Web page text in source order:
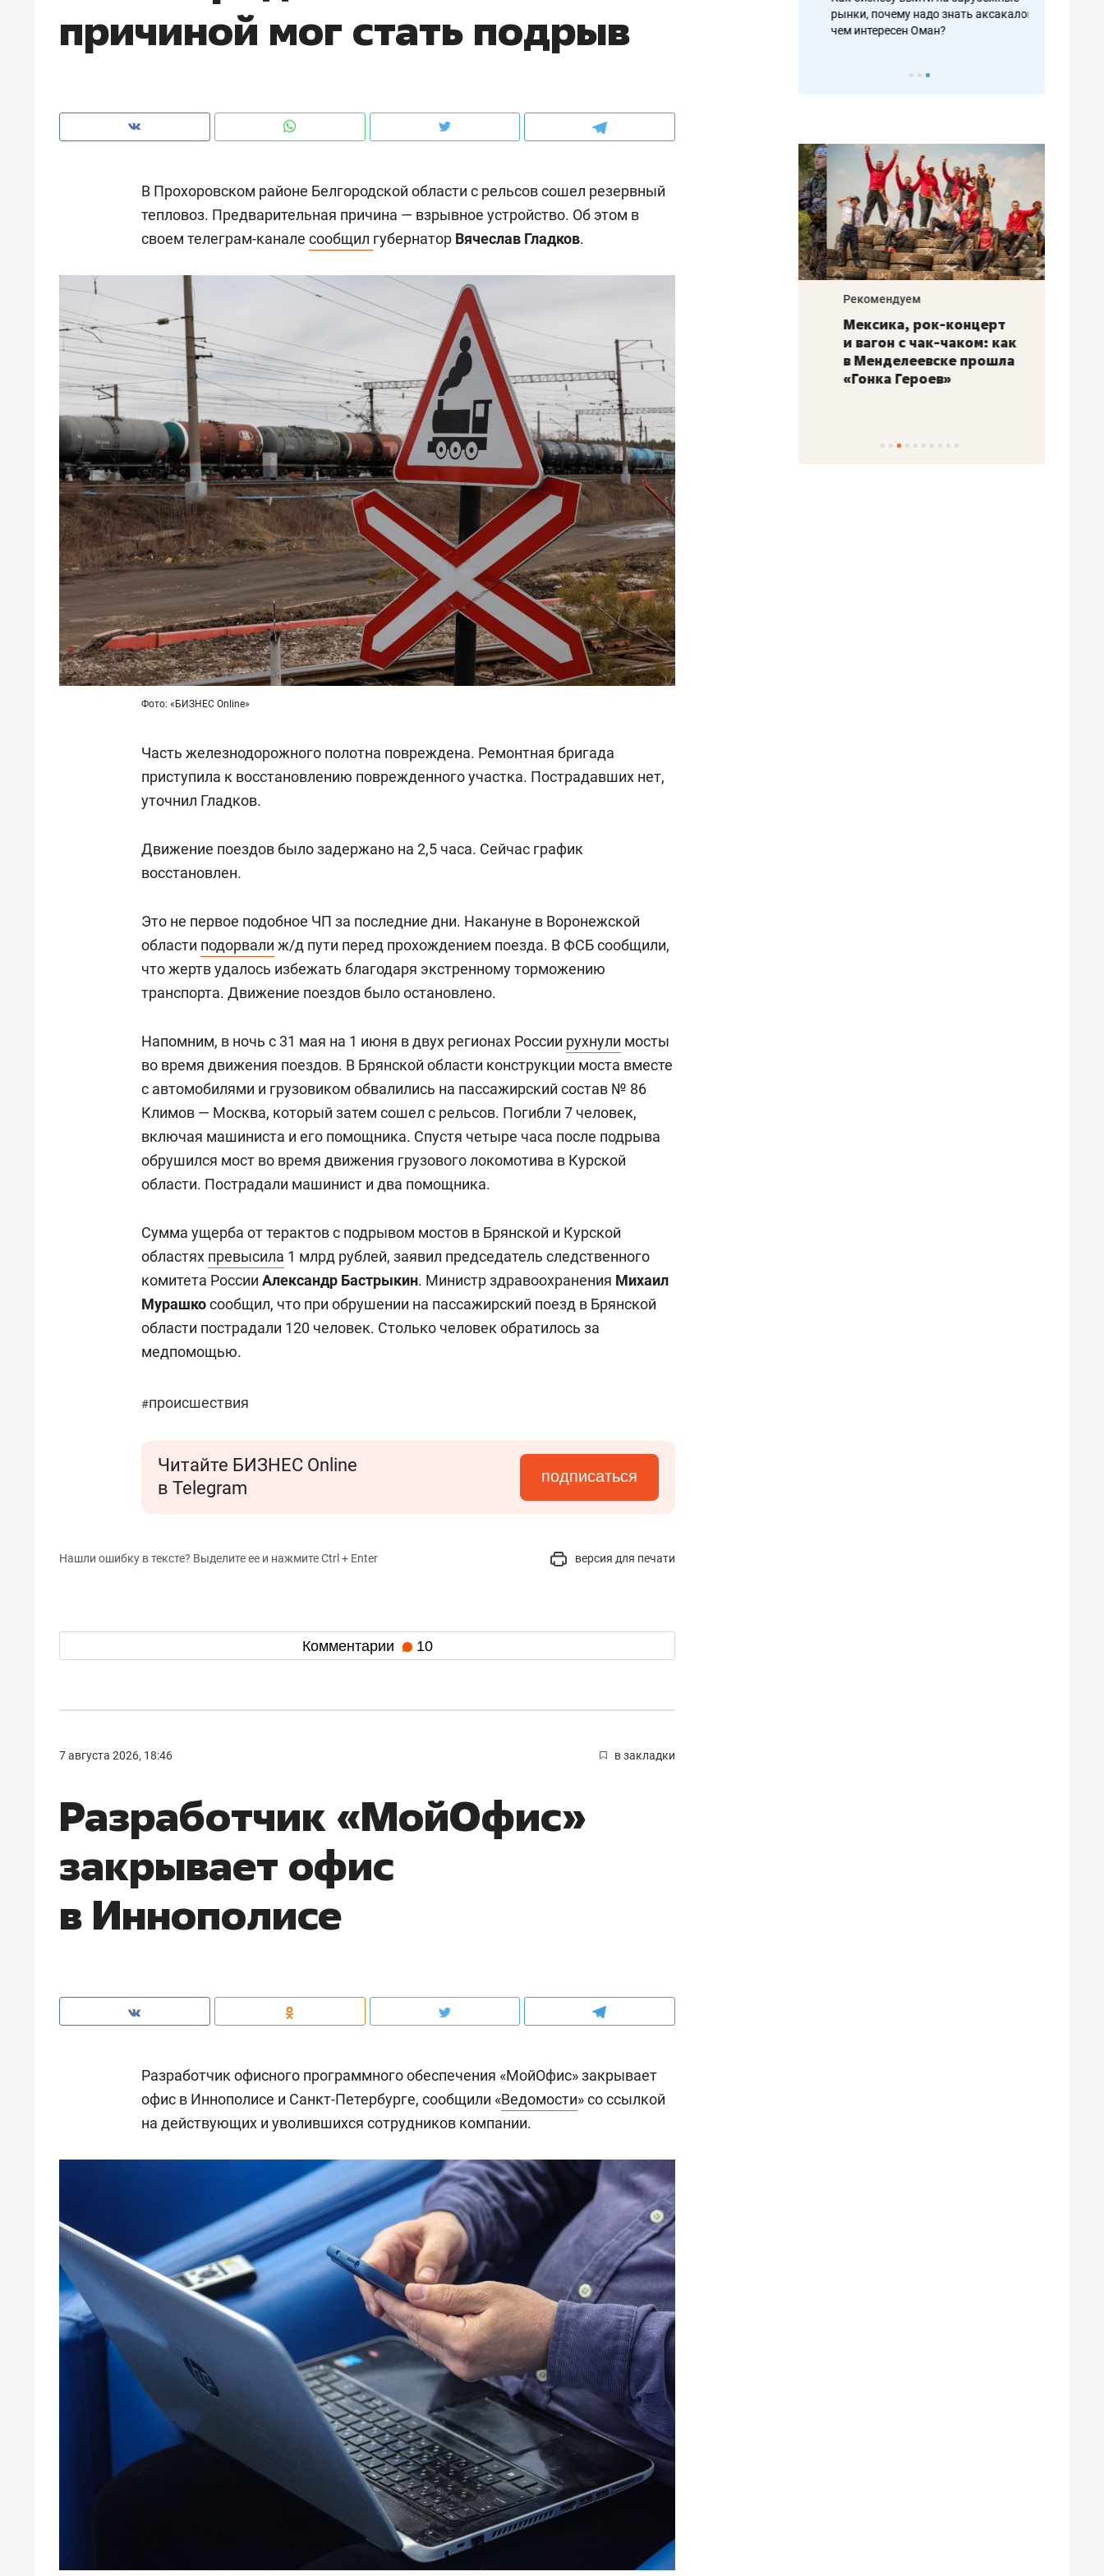
причиной мог стать подрыв
В Прохоровском районе Белгородской области с рельсов сошел резервный
тепловоз. Предварительная причина — взрывное устройство. Об этом в
своем телеграм-канале сообщил губернатор Вячеслав Гладков.
Фото: «БИЗНЕС Online»
Часть железнодорожного полотна повреждена. Ремонтная бригада
приступила к восстановлению поврежденного участка. Пострадавших нет,
уточнил Гладков.
Движение поездов было задержано на 2,5 часа. Сейчас график
восстановлен.
Это не первое подобное ЧП за последние дни. Накануне в Воронежской
области подорвали ж/д пути перед прохождением поезда. В ФСБ сообщили,
что жертв удалось избежать благодаря экстренному торможению
транспорта. Движение поездов было остановлено.
Напомним, в ночь с 31 мая на 1 июня в двух регионах России рухнули мосты
во время движения поездов. В Брянской области конструкции моста вместе
с автомобилями и грузовиком обвалились на пассажирский состав № 86
Климов — Москва, который затем сошел с рельсов. Погибли 7 человек,
включая машиниста и его помощника. Спустя четыре часа после подрыва
обрушился мост во время движения грузового локомотива в Курской
области. Пострадали машинист и два помощника.
Сумма ущерба от терактов с подрывом мостов в Брянской и Курской
областях превысила 1 млрд рублей, заявил председатель следственного
комитета России Александр Бастрыкин. Министр здравоохранения Михаил
Мурашкосообщил, что при обрушении на пассажирский поезд в Брянской
области пострадали 120 человек. Столько человек обратилось за
медпомощью.
#происшествия
Читайте БИЗНЕС Online
в Telegram
подписаться
Нашли ошибку в тексте? Выделите ее и нажмите Ctrl + Enter версия для печати
Комментарии 10
7 августа 2026, 18:46 в закладки
Разработчик «МойОфис»
закрывает офис
в Иннополисе
Разработчик офисного программного обеспечения «МойОфис» закрывает
офис в Иннополисе и Санкт-Петербурге, сообщили «Ведомости» со ссылкой
на действующих и уволившихся сотрудников компании.
рынки, почему надо знать аксакалов и
чем интересен Оман?
клиентах и чудных запросах мастеров
налогах и развитии без кредитов
рынки, почему надо знать аксакалов и
чем интересен Оман?
Рекомендуем
Как ГК «МИР ГРУПП» и ВТБ
создают оазис жилого
комфорта под Казанью
Рекомендуем
150 камер до квартиры и Face
ID вместо ключа: какой будет
безопасность в ЖК «Нова»
природе, работа
с ментальным и физическим
состоянием как основа
антихрупких команд
Рекомендуем
Мексика, рок-концерт
и вагон с чак-чаком: как
в Менделеевске прошла
«Гонка Героев»